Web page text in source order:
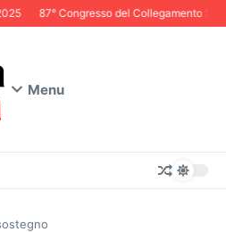
87° Congresso del Collegamento
Menu